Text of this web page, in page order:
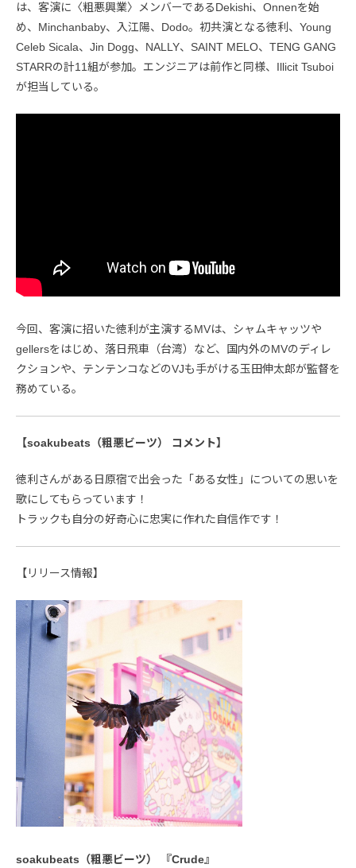
は、客演に〈粗悪興業〉メンバーであるDekishi、Onnenを始
め、Minchanbaby、入江陽、Dodo。初共演となる徳利、Young
Celeb Sicala、Jin Dogg、NALLY、SAINT MELO、TENG GANG
STARRの計11組が参加。エンジニアは前作と同様、Illicit Tsuboi
が担当している。
今回、客演に招いた徳利が主演するMVは、シャムキャッツや
gellersをはじめ、落日飛車（台湾）など、国内外のMVのディレ
クションや、テンテンコなどのVJも手がける玉田伸太郎が監督を
務めている。
【soakubeats（粗悪ビーツ） コメント】
徳利さんがある日原宿で出会った「ある女性」についての思いを
歌にしてもらっています！
トラックも自分の好奇心に忠実に作れた自信作です！
【リリース情報】
soakubeats（粗悪ビーツ） 『Crude』